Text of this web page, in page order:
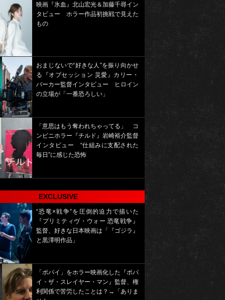
映画『氷血』北山宏光＆加藤千尋イン
タビュー ホラー作品初挑戦で見えた
もの
おまじないで“好きな人”を振り向かせ
る『オブセッション 災愛』カリー・
バーカー監督インタビュー ヒロイン
の立場が「一番恐ろしい」
「意思はもう奪われちゃってる」 コ
ンビニホラー『チルド』岩崎裕介監督
インタビュー “仕組みに支配された
毎日”に感じた恐怖
EXCLUSIVE
“恐竜×戦争”を圧倒的迫力で描いた
『プリミティヴ・ウォー 恐竜戦争』
監督、好きな日本映画は「『ゴジラ』
と黒澤明作品」
「ポパイ」をホラー映画化した『ポパ
イ・ザ・スレイヤー・マン』監督、権
利関係で苦労したことは？→「ありま